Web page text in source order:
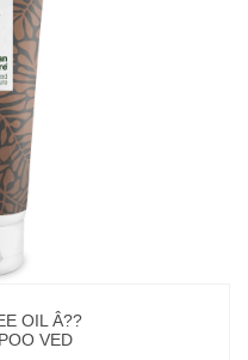
OIL Â??
VED